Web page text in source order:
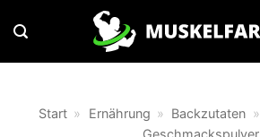
Inhalt
springen
Start » Ernährung » Backzutaten »
Geschmackspulver